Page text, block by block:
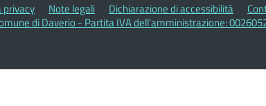
Note legali Dichiarazione di accessibilità
di Daverio - Partita IVA dell'amministrazione: